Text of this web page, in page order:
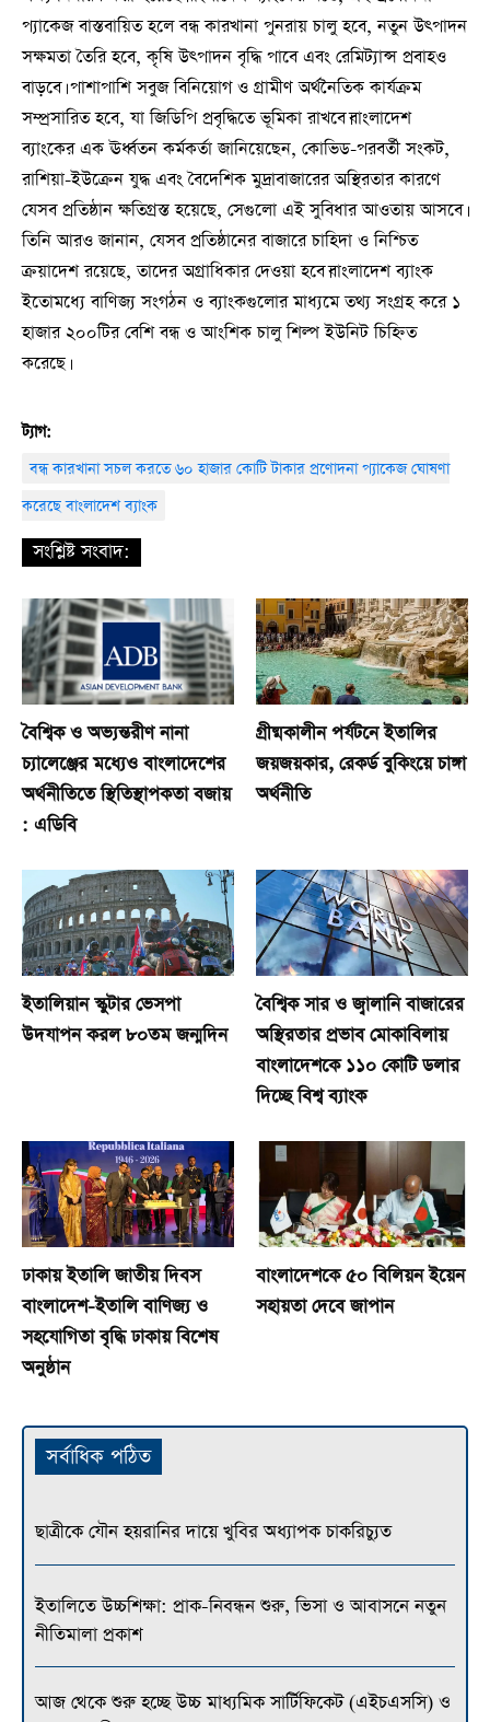
প্যাকেজ বাস্তবায়িত হলে বন্ধ কারখানা পুনরায় চালু হবে, নতুন উৎপাদন
সক্ষমতা তৈরি হবে, কৃষি উৎপাদন বৃদ্ধি পাবে এবং রেমিট্যান্স প্রবাহও
বাড়বে। পাশাপাশি সবুজ বিনিয়োগ ও গ্রামীণ অর্থনৈতিক কার্যক্রম
সম্প্রসারিত হবে, যা জিডিপি প্রবৃদ্ধিতে ভূমিকা রাখবে।বাংলাদেশ
ব্যাংকের এক ঊর্ধ্বতন কর্মকর্তা জানিয়েছেন, কোভিড-পরবর্তী সংকট,
রাশিয়া-ইউক্রেন যুদ্ধ এবং বৈদেশিক মুদ্রাবাজারের অস্থিরতার কারণে
যেসব প্রতিষ্ঠান ক্ষতিগ্রস্ত হয়েছে, সেগুলো এই সুবিধার আওতায় আসবে।
তিনি আরও জানান, যেসব প্রতিষ্ঠানের বাজারে চাহিদা ও নিশ্চিত
ক্রয়াদেশ রয়েছে, তাদের অগ্রাধিকার দেওয়া হবে।বাংলাদেশ ব্যাংক
ইতোমধ্যে বাণিজ্য সংগঠন ও ব্যাংকগুলোর মাধ্যমে তথ্য সংগ্রহ করে ১
হাজার ২০০টির বেশি বন্ধ ও আংশিক চালু শিল্প ইউনিট চিহ্নিত
করেছে।
ট্যাগ:
বন্ধ কারখানা সচল করতে ৬০ হাজার কোটি টাকার প্রণোদনা প্যাকেজ ঘোষণা
করেছে বাংলাদেশ ব্যাংক
সংশ্লিষ্ট সংবাদ:
বৈশ্বিক ও অভ্যন্তরীণ নানা
চ্যালেঞ্জের মধ্যেও বাংলাদেশের
অর্থনীতিতে স্থিতিস্থাপকতা বজায়
: এডিবি
গ্রীষ্মকালীন পর্যটনে ইতালির
জয়জয়কার, রেকর্ড বুকিংয়ে চাঙ্গা
অর্থনীতি
ইতালিয়ান স্কুটার ভেসপা
উদযাপন করল ৮০তম জন্মদিন
বৈশ্বিক সার ও জ্বালানি বাজারের
অস্থিরতার প্রভাব মোকাবিলায়
বাংলাদেশকে ১১০ কোটি ডলার
দিচ্ছে বিশ্ব ব্যাংক
ঢাকায় ইতালি জাতীয় দিবস
বাংলাদেশ-ইতালি বাণিজ্য ও
সহযোগিতা বৃদ্ধি ঢাকায় বিশেষ
অনুষ্ঠান
বাংলাদেশকে ৫০ বিলিয়ন ইয়েন
সহায়তা দেবে জাপান
সর্বাধিক পঠিত
ছাত্রীকে যৌন হয়রানির দায়ে খুবির অধ্যাপক চাকরিচ্যুত
ইতালিতে উচ্চশিক্ষা: প্রাক-নিবন্ধন শুরু, ভিসা ও আবাসনে নতুন
নীতিমালা প্রকাশ
আজ থেকে শুরু হচ্ছে উচ্চ মাধ্যমিক সার্টিফিকেট (এইচএসসি) ও